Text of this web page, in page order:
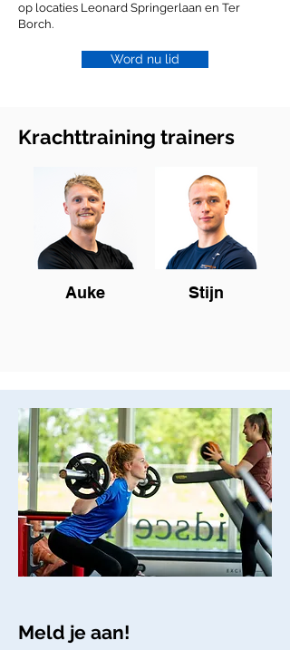
op locaties Leonard Springerlaan en Ter
Borch.
Word nu lid
Krachttraining trainers
Auke Stijn
Meld je aan!